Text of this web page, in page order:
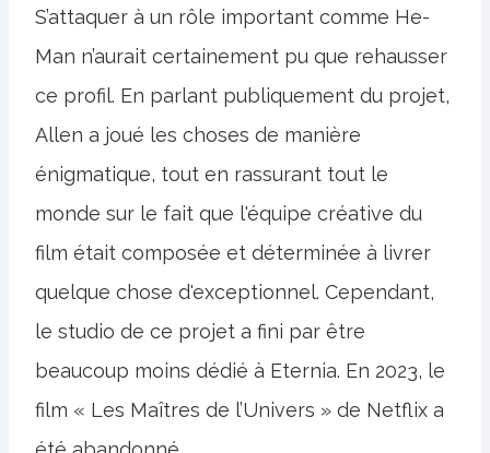
S’attaquer à un rôle important comme He-
Man n’aurait certainement pu que rehausser
ce profil. En parlant publiquement du projet,
Allen a joué les choses de manière
énigmatique, tout en rassurant tout le
monde sur le fait que l'équipe créative du
film était composée et déterminée à livrer
quelque chose d'exceptionnel. Cependant,
le studio de ce projet a fini par être
beaucoup moins dédié à Eternia. En 2023, le
film « Les Maîtres de l’Univers » de Netflix a